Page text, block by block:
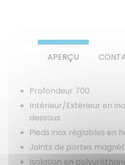
APERÇU
Profondeur 700
Intérieur/Extérieur en
dessous
Pieds inox réglables en
Joints de portes
Isolation en